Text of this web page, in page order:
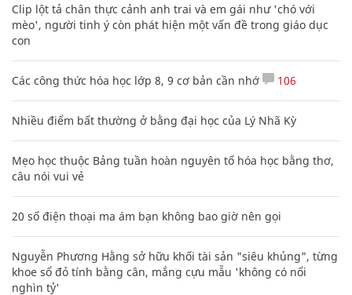
Clip lột tả chân thực cảnh anh trai và em gái như 'chó với
mèo', người tinh ý còn phát hiện một vấn đề trong giáo dục
con
Các công thức hóa học lớp 8, 9 cơ bản cần nhớ 106
Nhiều điểm bất thường ở bằng đại học của Lý Nhã Kỳ
Mẹo học thuộc Bảng tuần hoàn nguyên tố hóa học bằng thơ,
câu nói vui vẻ
20 số điện thoại ma ám bạn không bao giờ nên gọi
Nguyễn Phương Hằng sở hữu khối tài sản "siêu khủng", từng
khoe sổ đỏ tính bằng cân, mắng cựu mẫu 'không có nổi
nghìn tỷ'